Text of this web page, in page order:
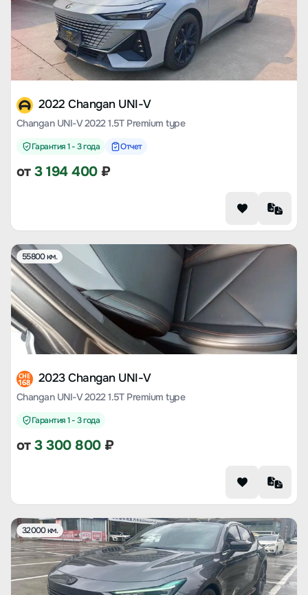
2022 Changan UNI-V
Changan UNI-V 2022 1.5T Premium type
Гарантия 1 - 3 года Отчет
от3 194 400₽
55800 км.
CHE
168 2023 Changan UNI-V
Changan UNI-V 2022 1.5T Premium type
Гарантия 1 - 3 года
от3 300 800₽
32000 км.